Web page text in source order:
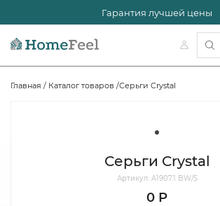
Гарантия лучшей цены
Главная / Каталог товаров /Серьги Crystal
Серьги Crystal
Артикул: A1907.1 BW/S
0 Р